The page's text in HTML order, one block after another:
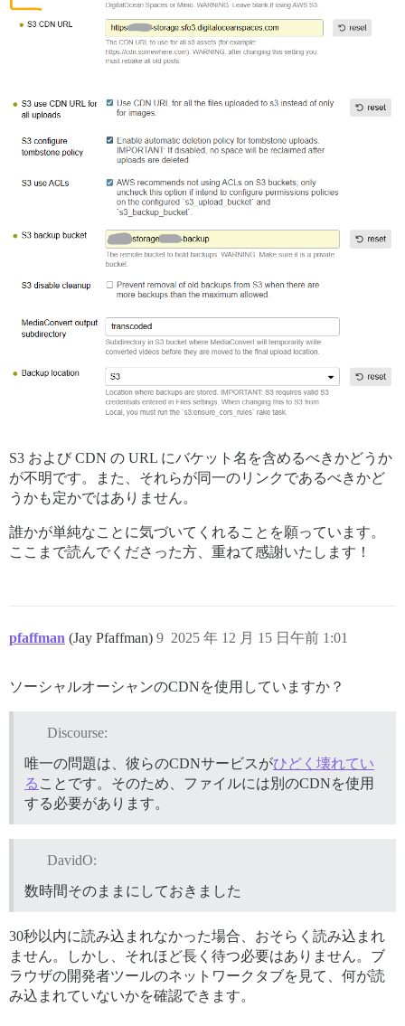
S3 および CDN の URL にバケット名を含めるべきかどうか
が不明です。また、それらが同一のリンクであるべきかど
うかも定かではありません。
誰かが単純なことに気づいてくれることを願っています。
ここまで読んでくださった方、重ねて感謝いたします！
pfaffman (Jay Pfaffman) 2025 年 12 月 15 日午前 1:01
9
ソーシャルオーシャンのCDNを使用していますか？
Discourse:
唯一の問題は、彼らのCDNサービスがひどく壊れてい
る ことです。そのため、ファイルには別のCDNを使用
する必要があります。
DavidO:
数時間そのままにしておきました
30秒以内に読み込まれなかった場合、おそらく読み込まれ
ません。しかし、それほど長く待つ必要はありません。ブ
ラウザの開発者ツールのネットワークタブを見て、何が読
み込まれていないかを確認できます。